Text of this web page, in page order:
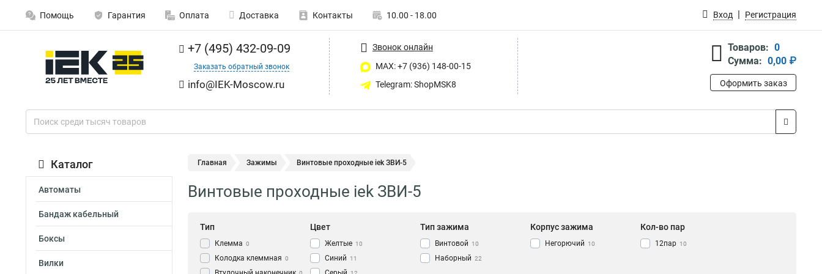
Помощь Гарантия Оплата Доставка Контакты 10.00 - 18.00 Вход Регистрация
+7 (495) 432-09-09
Заказать обратный звонок
info@IEK-Moscow.ru
Звонок онлайн
MAX: +7 (936) 148-00-15
Telegram: ShopMSK8
Товаров: 0
Сумма: 0,00 ₽
Оформить заказ
Каталог
Автоматы
Бандаж кабельный
Боксы
Вилки
Главная Зажимы Винтовые проходные iek ЗВИ-5
Винтовые проходные iek ЗВИ-5
Тип
Клемма 0
Колодка клеммная 0
Цвет
Желтые 10
Синий 11
Тип зажима
Винтовой 10
Наборный 22
Корпус зажима
Негорючий 10
Кол-во пар
12пар 10